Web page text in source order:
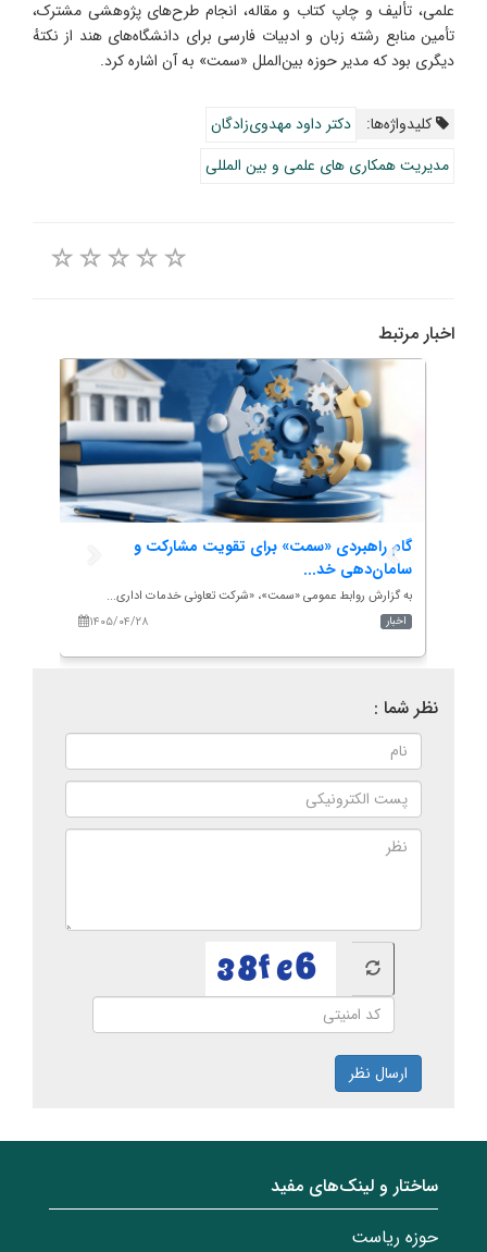
علمی، تألیف و چاپ کتاب و مقاله، انجام طرح‌های پژوهشی مشترک،
تأمین منابع رشته زبان و ادبیات فارسی برای دانشگاه‌های هند از نکتهٔ
دیگری بود که مدیر حوزه بین‌الملل «سمت» به آن اشاره کرد.
کلیدواژه‌ها:
دکتر داود مهدوی‌زادگان
مدیریت همکاری های علمی و بین المللی
اخبار مرتبط
گام راهبردی «سمت» برای تقویت مشارکت و
سامان‌دهی خد...
به گزارش روابط عمومی «سمت»، «شرکت تعاونی خدمات اداری...
۱۴۰۵/۰۴/۲۸
اخبار
نظر شما :
ارسال نظر
ساختار‌‌ و‌‌ لینک‌های مفید
حوزه ریاست